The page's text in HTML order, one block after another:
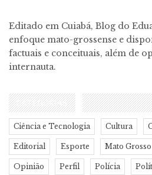
Editado em Cuiabá, Blog do
enfoque mato-grossense e
factuais e conceituais, além de
internauta.
CATEGORIAS
Ciência e Tecnologia Cultura
Editorial Esporte Mato Grosso
Opinião Perfil Polícia